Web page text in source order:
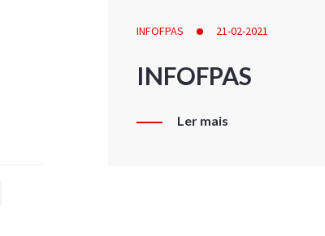
INFOFPAS 21-02-2021
INFOFPAS
Ler mais